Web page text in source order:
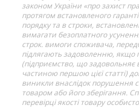
законом України «про захист
протягом встановленого
порядку та в строки,
вимагати безоплатного
строк. вимоги споживача,
підлягають задоволенню, якщо
(підприємство, що
частиною першою цієї статті)
виникли внаслідок порушення
товаром або його зберігання.
перевірці якості товару